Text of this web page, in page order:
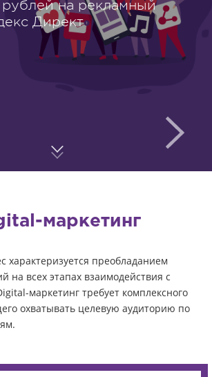
на рекламный
Директ
России и странах СНГ
маркетинг
характеризуется преобладанием
на всех этапах взаимодействия с
маркетинг требует комплексного
охватывать целевую аудиторию по